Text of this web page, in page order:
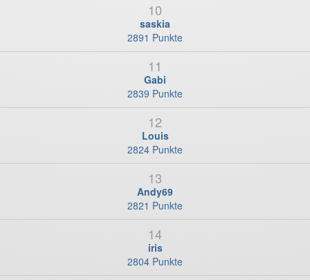
10
saskia
2891 Punkte
11
Gabi
2839 Punkte
12
Louis
2824 Punkte
13
Andy69
2821 Punkte
14
iris
2804 Punkte